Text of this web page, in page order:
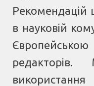
Рекомендацій
в науковій